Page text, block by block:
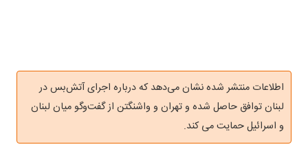
اطلاعات منتشر شده نشان می‌دهد که درباره اجرای آتش‌بس در
لبنان توافق حاصل شده و تهران و واشنگتن از گفت‌وگو میان لبنان
و اسرائیل حمایت می کند.